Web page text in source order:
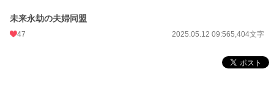
未来永劫の夫婦同盟
47 2025.05.12 09:565,404文字